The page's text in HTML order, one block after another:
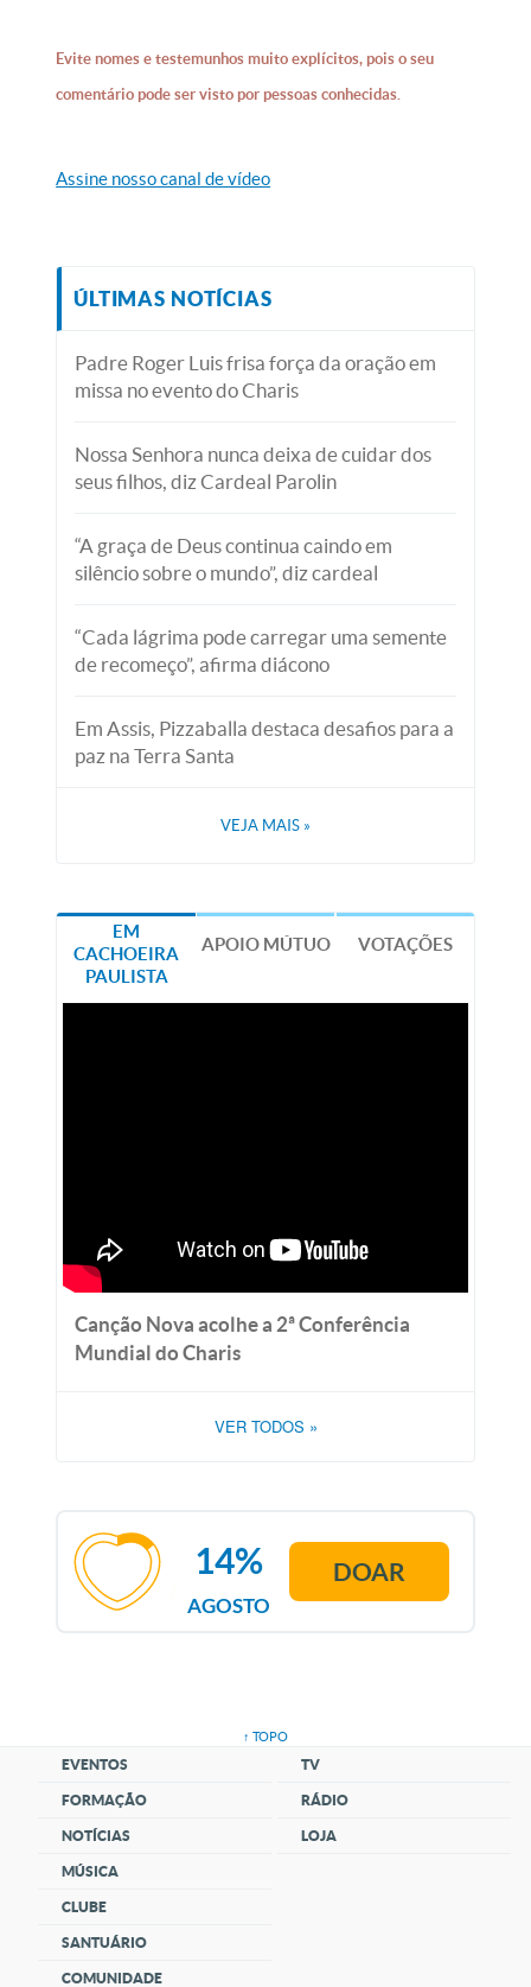
Evite nomes e testemunhos muito explícitos, pois o seu
comentário pode ser visto por pessoas conhecidas.
Assine nosso canal de vídeo
ÚLTIMAS NOTÍCIAS
Padre Roger Luis frisa força da oração em
missa no evento do Charis
Nossa Senhora nunca deixa de cuidar dos
seus filhos, diz Cardeal Parolin
“A graça de Deus continua caindo em
silêncio sobre o mundo”, diz cardeal
“Cada lágrima pode carregar uma semente
de recomeço”, afirma diácono
Em Assis, Pizzaballa destaca desafios para a
paz na Terra Santa
VEJA MAIS »
EM
CACHOEIRA
PAULISTA
APOIO MÚTUO VOTAÇÕES
Canção Nova acolhe a 2ª Conferência
Mundial do Charis
VER TODOS »
AGOSTO
14% DOAR
↑ TOPO
EVENTOS
FORMAÇÃO
NOTÍCIAS
MÚSICA
CLUBE
SANTUÁRIO
COMUNIDADE
TV
RÁDIO
LOJA